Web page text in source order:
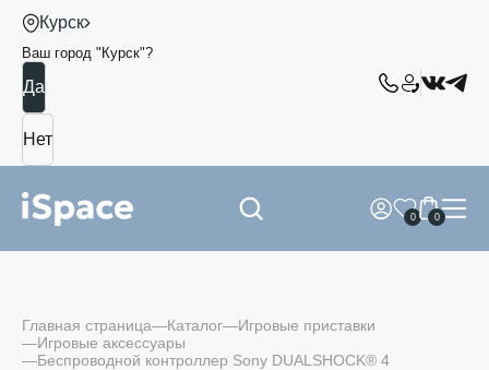
Курск
Ваш город " Курск"?
0 0
Главная страница Каталог
Игровые приставки
Игровые аксессуары
Беспроводной контроллер Sony DUALSHOCK® 4